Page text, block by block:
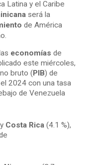
Latina y el Caribe
será la
de América
economías de
este miércoles,
bruto (PIB) de
2024 con una tasa
de Venezuela
Costa Rica (4.1 %),